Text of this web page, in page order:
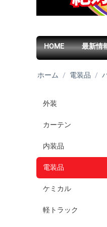
HOME 最新情
ホーム / 電装品 /
外装
カーテン
内装品
電装品
ケミカル
軽トラック